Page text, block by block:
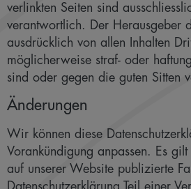
verlinkten Seiten sind
verantwortlich. Der Herausgeber
ausdrücklich von allen Inhalten
möglicherweise straf- oder
sind oder gegen die guten Sitten
Änderungen
Wir können diese
Vorankündigung anpassen. Es
auf unserer Website publizierte
Datenschutzerklärung Teil einer